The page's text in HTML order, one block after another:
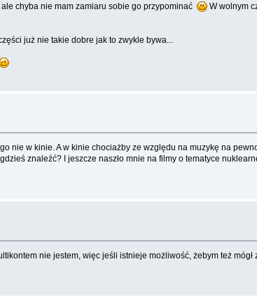
chyba nie mam zamiaru sobie go przypominać W wolnym
już nie takie dobre jak to zwykle bywa...
nie w kinie. A w kinie chociażby ze względu na muzykę na
znaleźć? I jeszcze naszło mnie na filmy o tematyce
nie jestem, więc jeśli istnieje możliwość, żebym też mógł